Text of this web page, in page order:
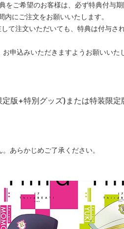
ご希望のお客様は、必ず特典付与
にご注文をお願いいたします。
て注文いただいても、特典は付与さ
申込みいただきますようお願いいた
版+特別グッズ)または特装限定
あらかじめご了承ください。